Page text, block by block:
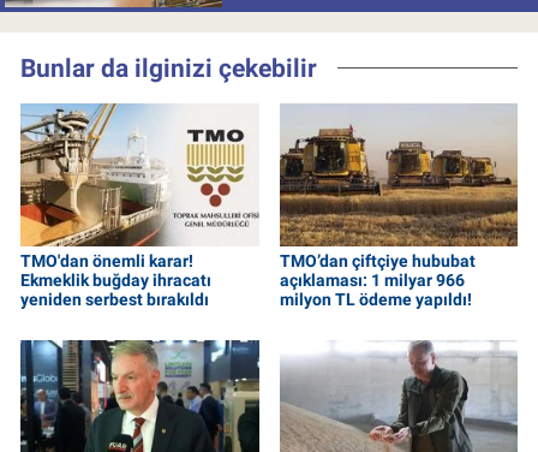
Bunlar da ilginizi çekebilir
TMO'dan önemli karar!
Ekmeklik buğday ihracatı
yeniden serbest bırakıldı
TMO’dan çiftçiye hububat
açıklaması: 1 milyar 966
milyon TL ödeme yapıldı!